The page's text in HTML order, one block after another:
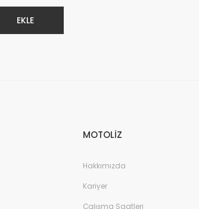
EKLE
MOTOLİZ
Hakkımızda
Kariyer
Çalışma Saatleri